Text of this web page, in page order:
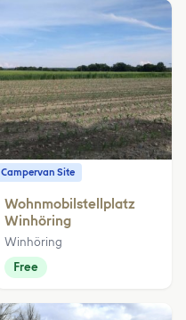
Campervan Site
Wohnmobilstellplatz
Winhöring
Winhöring
Free